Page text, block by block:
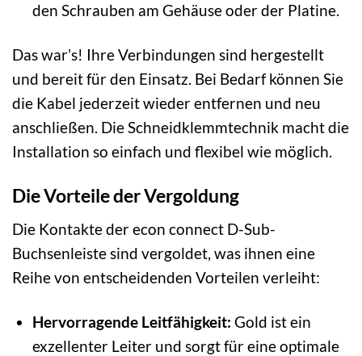
den Schrauben am Gehäuse oder der Platine.
Das war’s! Ihre Verbindungen sind hergestellt
und bereit für den Einsatz. Bei Bedarf können Sie
die Kabel jederzeit wieder entfernen und neu
anschließen. Die Schneidklemmtechnik macht die
Installation so einfach und flexibel wie möglich.
Die Vorteile der Vergoldung
Die Kontakte der econ connect D-Sub-
Buchsenleiste sind vergoldet, was ihnen eine
Reihe von entscheidenden Vorteilen verleiht:
Hervorragende Leitfähigkeit: Gold ist ein
exzellenter Leiter und sorgt für eine optimale